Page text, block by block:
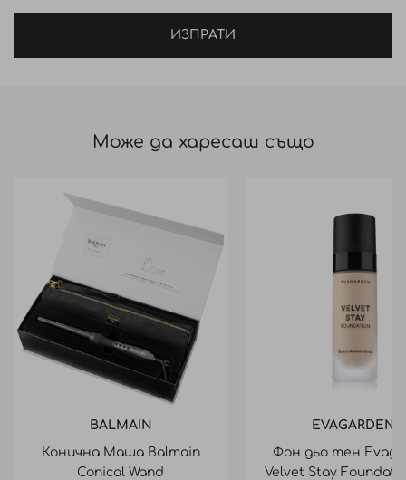
ИЗПРАТИ
Може да харесаш също
BALMAIN
Конична Маша Balmain
Conical Wand
EVAGARDEN
Фон дьо тен
Velvet Stay